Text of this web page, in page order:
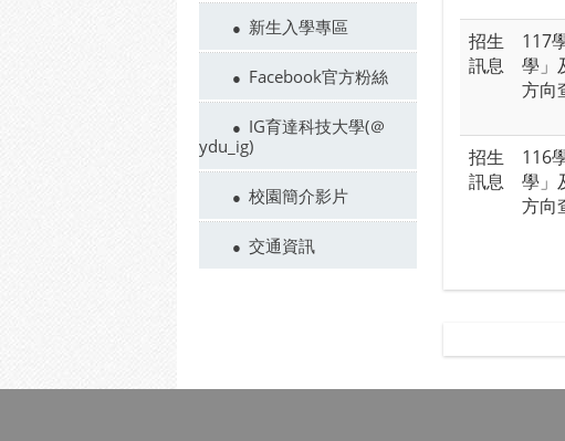
新生入學專區
Facebook官方粉絲
IG育達科技大學(＠
ydu_ig)
校園簡介影片
交通資訊
招生
訊息
117
學」
方向
招生
訊息
116
學」
方向